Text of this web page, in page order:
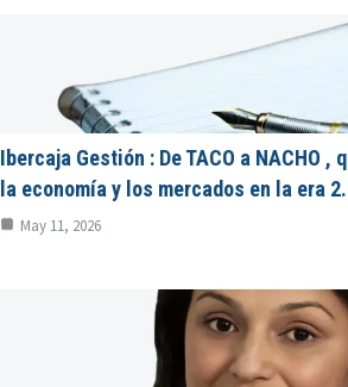
Ibercaja Gestión : De TACO a NACHO ,
la economía y los mercados en la era
May 11, 2026